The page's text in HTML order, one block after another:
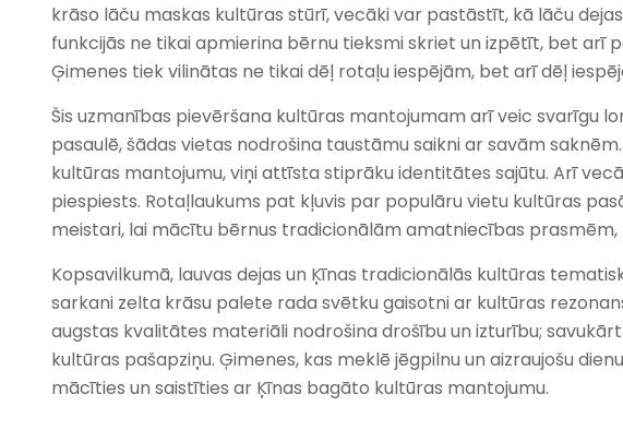
krāso lāču maskas kultūras stūrī, vecāki var pastāstīt, kā lāču
funkcijās ne tikai apmierina bērnu tieksmi skriet un izpētīt, bet arī
Ģimenes tiek vilinātas ne tikai dēļ rotaļu iespējām, bet arī dēļ
Šis uzmanības pievēršana kultūras mantojumam arī veic svarīgu
pasaulē, šādas vietas nodrošina taustāmu saikni ar savām
kultūras mantojumu, viņi attīsta stiprāku identitātes sajūtu. Arī
piespiests. Rotaļlaukums pat kļuvis par populāru vietu kultūras
meistari, lai mācītu bērnus tradicionālām amatniecības
Kopsavilkumā, lauvas dejas un Ķīnas tradicionālās kultūras
sarkani zelta krāsu palete rada svētku gaisotni ar kultūras
augstas kvalitātes materiāli nodrošina drošību un izturību;
kultūras pašapziņu. Ģimenes, kas meklē jēgpilnu un aizraujošu
mācīties un saistīties ar Ķīnas bagāto kultūras mantojumu.